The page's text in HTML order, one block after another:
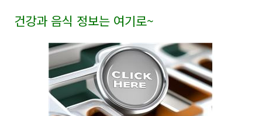
건강과 음식 정보는 여기로~